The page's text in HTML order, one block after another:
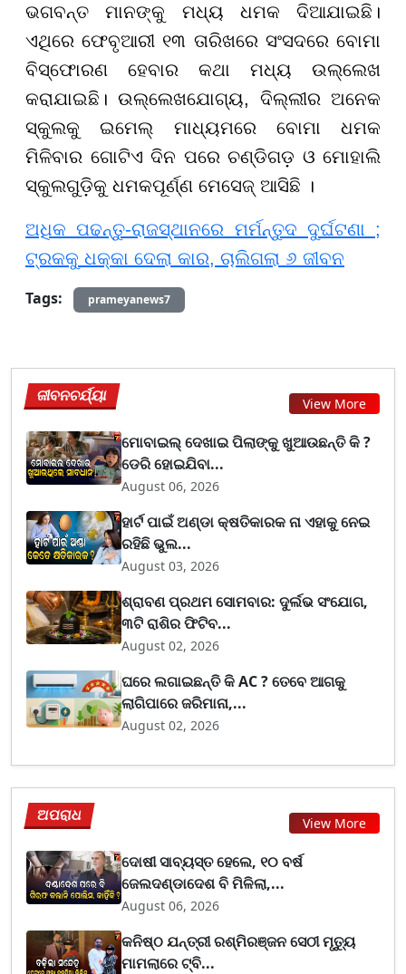
ଭଗବନ୍ତ ମାନଙ୍କୁ ମଧ୍ୟ ଧମକ ଦିଆଯାଇଛି।
ଏଥିରେ ଫେବୃଆରୀ ୧୩ ତାରିଖରେ ସଂସଦରେ ବୋମା
ବିସ୍ଫୋରଣ ହେବାର କଥା ମଧ୍ୟ ଉଲ୍ଲେଖ
କରାଯାଇଛି। ଉଲ୍ଲେଖଯୋଗ୍ୟ, ଦିଲ୍ଲୀର ଅନେକ
ସ୍କୁଲକୁ ଇମେଲ୍ ମାଧ୍ୟମରେ ବୋମା ଧମକ
ମିଳିବାର ଗୋଟିଏ ଦିନ ପରେ ଚଣ୍ଡିଗଡ଼ ଓ ମୋହାଲି
ସ୍କୁଲଗୁଡ଼ିକୁ ଧମକପୂର୍ଣ୍ଣ ମେସେଜ୍ ଆସିଛି ।
ଅଧିକ ପଢନ୍ତୁ-ରାଜସ୍ଥାନରେ ମର୍ମନ୍ତୁଦ ଦୁର୍ଘଟଣା ;
ଟ୍ରକକୁ ଧକ୍କା ଦେଲା କାର, ଚାଲିଗଲା ୬ ଜୀବନ
Tags:
prameyanews7
ଜୀବନଚର୍ଯ୍ୟା View More
ମୋବାଇଲ୍ ଦେଖାଇ ପିଲାଙ୍କୁ ଖୁଆଉଛନ୍ତି କି ?
ଡେରି ହୋଇଯିବା...
August 06, 2026
ହାର୍ଟ ପାଇଁ ଅଣ୍ଡା କ୍ଷତିକାରକ ନା ଏହାକୁ ନେଇ
ରହିଛି ଭୁଲ...
August 03, 2026
ଶ୍ରାବଣ ପ୍ରଥମ ସୋମବାର: ଦୁର୍ଲଭ ସଂଯୋଗ,
୩ଟି ରାଶିର ଫିଟିବ...
August 02, 2026
ଘରେ ଲଗାଇଛନ୍ତି କି AC ? ତେବେ ଆଗକୁ
ଲାଗିପାରେ ଜରିମାନା,...
August 02, 2026
ଅପରାଧ View More
ଦୋଷୀ ସାବ୍ୟସ୍ତ ହେଲେ, ୧୦ ବର୍ଷ
ଜେଲଦଣ୍ଡାଦେଶ ବି ମିଳିଲା,...
August 06, 2026
କନିଷ୍ଠ ଯନ୍ତ୍ରୀ ରଶ୍ମିରଞ୍ଜନ ସେଠୀ ମୃତ୍ୟୁ
ମାମଲାରେ ଟ୍ବି...